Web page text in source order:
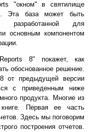
"окном" в святилище
Эта база может быть
разработанной для
основным компонентом
8" покажет, как
обоснованное решение.
от предыдущей версии
с приведенным ниже
продукта. Многие из
Первая ее часть
Здесь мы поговорим
построения отчетов.